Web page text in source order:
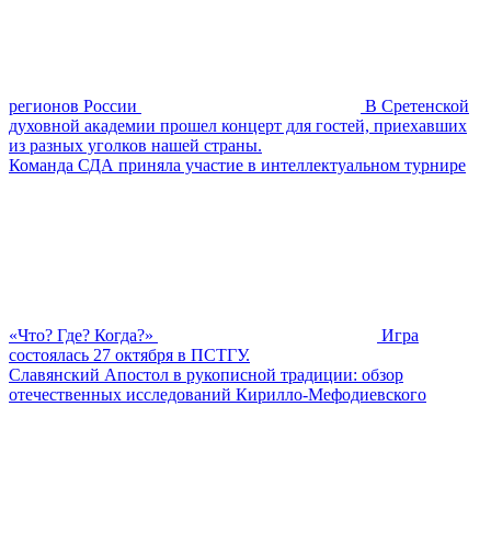
регионов России
В Сретенской
духовной академии прошел концерт для гостей, приехавших
из разных уголков нашей страны.
Команда СДА приняла участие в интеллектуальном турнире
«Что? Где? Когда?»
Игра
состоялась 27 октября в ПСТГУ.
Славянский Апостол в рукописной традиции: обзор
отечественных исследований Кирилло-Мефодиевского